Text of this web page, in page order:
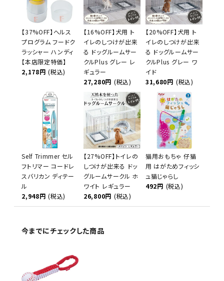
【37%OFF】ヘルス
プログラム フードク
ラッシャー ハンディ
【本店限定特価】
2,178円 (税込)
【16%OFF】犬用 ト
イレのしつけが出来
る ドッグルームサー
クルPlus グレー レ
ギュラー
27,280円 (税込)
【20%OFF】犬用 ト
イレのしつけが出来
る ドッグルームサー
クルPlus グレー ワ
イド
31,680円 (税込)
Self Trimmer セル
フトリマー コードレ
スバリカン ディテー
ル
2,948円 (税込)
【27%OFF】トイレの
しつけが出来る ドッ
グルームサークル ホ
ワイト レギュラー
26,800円 (税込)
猫用おもちゃ 仔猫
用 はがためフィッシ
ュ猫じゃらし
492円 (税込)
今までにチェックした商品